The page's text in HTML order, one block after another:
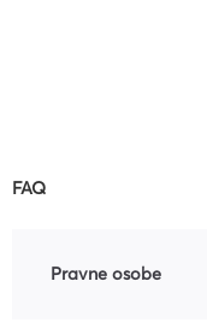
FAQ
Pravne osobe